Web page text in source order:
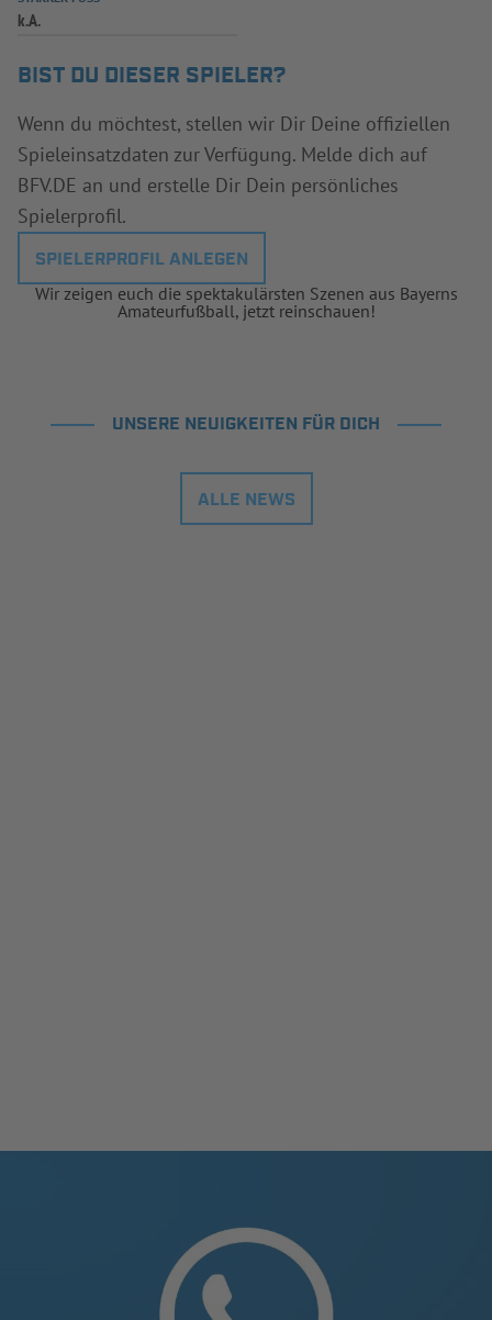
k.A.
BIST DU DIESER SPIELER?
Wenn du möchtest, stellen wir Dir Deine offiziellen
Spieleinsatzdaten zur Verfügung. Melde dich auf
BFV.DE an und erstelle Dir Dein persönliches
Spielerprofil.
SPIELERPROFIL ANLEGEN
Wir zeigen euch die spektakulärsten Szenen aus Bayerns
Amateurfußball, jetzt reinschauen!
UNSERE NEUIGKEITEN FÜR DICH
ALLE NEWS